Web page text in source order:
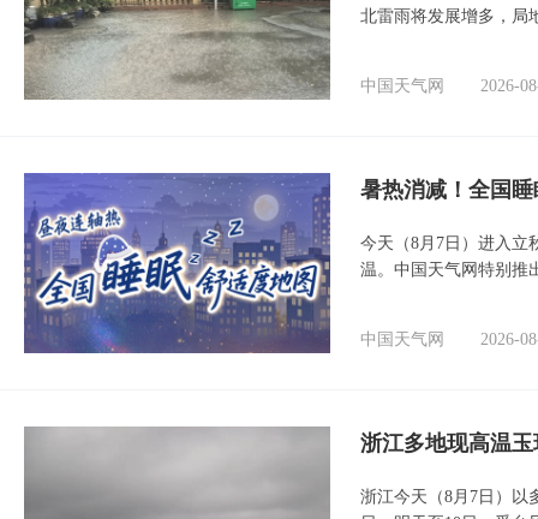
北雷雨将发展增多，局
中国天气网 2026-
暑热消减！全国
今天（8月7日）进入立
温。中国天气网特别推
中国天气网 2026-
浙江多地现高温
浙江今天（8月7日）以